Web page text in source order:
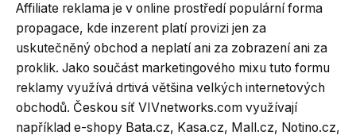
Affiliate reklama je v online prostředí populární forma
propagace, kde inzerent platí provizi jen za
uskutečněný obchod a neplatí ani za zobrazení ani za
proklik. Jako součást marketingového mixu tuto formu
reklamy využívá drtivá většina velkých internetových
obchodů. Českou síť VIVnetworks.com využívají
například e-shopy Bata.cz, Kasa.cz, Mall.cz, Notino.cz,